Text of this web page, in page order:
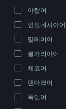
PC 웹사이트 보기
아랍어
인도네시아어
말레이어
불가리아어
체코어
덴마크어
독일어